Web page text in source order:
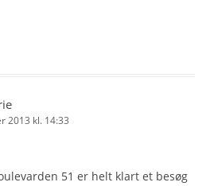
2013 kl. 14:33
51 er helt klart et besøg